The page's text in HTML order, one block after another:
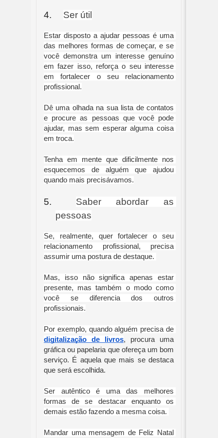
4. Ser útil
Estar disposto a ajudar pessoas é uma
das melhores formas de começar, e se
você demonstra um interesse genuíno
em fazer isso, reforça o seu interesse
em fortalecer o seu relacionamento
profissional.
Dê uma olhada na sua lista de contatos
e procure as pessoas que você pode
ajudar, mas sem esperar alguma coisa
em troca.
Tenha em mente que dificilmente nos
esquecemos de alguém que ajudou
quando mais precisávamos.
5.
Saber abordar as
pessoas
Se, realmente, quer fortalecer o seu
relacionamento profissional, precisa
assumir uma postura de destaque.
Mas, isso não significa apenas estar
presente, mas também o modo como
você se diferencia dos outros
profissionais.
digitalização de livros, procura uma
gráfica ou papelaria que ofereça um bom
serviço. É aquela que mais se destaca
que será escolhida.
Ser autêntico é uma das melhores
formas de se destacar enquanto os
demais estão fazendo a mesma coisa.
Mandar uma mensagem de Feliz Natal